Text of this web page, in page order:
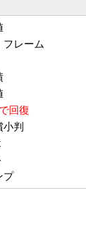
レーム
回復
判
プ